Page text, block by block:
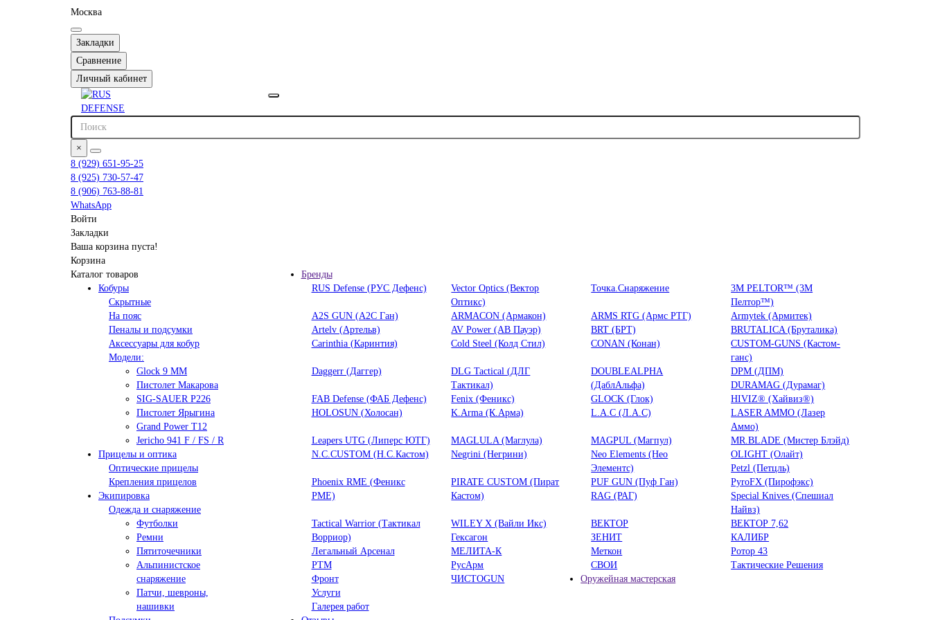
Москва
Закладки
Сравнение
Личный кабинет
×
8 (929) 651-95-25
8 (925) 730-57-47
8 (906) 763-88-81
WhatsApp
Войти
Закладки
Ваша корзина пуста!
Корзина
Каталог товаров
Кобуры
Скрытные
На пояс
Пеналы и подсумки
Аксессуары для кобур
Модели:
Glock 9 ММ
Пистолет Макарова
SIG-SAUER P226
Пистолет Ярыгина
Grand Power T12
Jericho 941 F / FS / R
Прицелы и оптика
Оптические прицелы
Крепления прицелов
Экипировка
Одежда и снаряжение
Футболки
Ремни
Пятиточечники
Альпинистское
снаряжение
Патчи, шевроны,
нашивки
Бренды
RUS Defense (РУС Дефенс)
Vector Optics (Вектор
Оптикc)
Точка.Снаряжение
3М PELTOR™ (3М
Пелтор™)
A2S GUN (А2С Ган)
ARMACON (Армакон) ARMS RTG (Армс РТГ)
Armytek (Армитек)
Artelv (Артельв)
AV Power (АВ Пауэр) BRT (БРТ)
BRUTALICA (Бруталика)
Carinthia (Каринтия)
Cold Steel (Колд Стил) CONAN (Конан)
CUSTOM-GUNS (Кастом-
ганс)
Daggerr (Даггер)
DLG Tactical (ДЛГ
Тактикал)
DOUBLEALPHA
(ДаблАльфа)
DPM (ДПМ)
DURAMAG (Дурамаг)
FAB Defense (ФАБ Дефенс)
Fenix (Феникс) GLOCK (Глок)
HIVIZ® (Хайвиз®)
HOLOSUN (Холосан)
K.Arma (К.Арма) L.A.C (Л.А.С)
LASER AMMO (Лазер
Аммо)
Leapers UTG (Липерс ЮТГ)
MAGLULA (Маглула) MAGPUL (Магпул)
MR.BLADE (Мистер Блэйд)
N.C.CUSTOM (Н.С.Кастом)
Negrini (Негрини)
Neo Elements (Нео
Элементс)
OLIGHT (Олайт)
Petzl (Петцль)
Phoenix RME (Феникс
РМЕ)
PIRATE CUSTOM (Пират
Кастом)
PUF GUN (Пуф Ган)
PyroFX (Пирофэкс)
RAG (РАГ)
Special Knives (Спешиал
Найвз)
Tactical Warrior (Тактикал
Ворриор)
WILEY X (Вайли Икс) ВЕКТОР
ВЕКТОР 7,62
Гексагон
ЗЕНИТ
КАЛИБР
Легальный Арсенал
МЕЛИТА-К Меткон
Ротор 43
РТМ
РусАрм СВОИ
Тактические Решения
Фронт
ЧИСТОGUN
Оружейная мастерская
Услуги
Галерея работ